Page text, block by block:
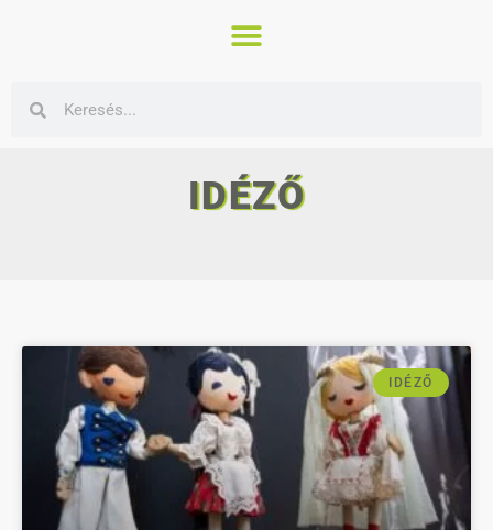
IDÉZŐ
IDÉZŐ